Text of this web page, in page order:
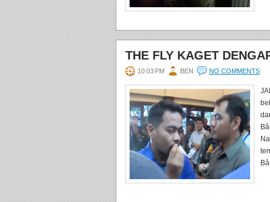
THE FLY KAGET
10:03 PM BEN NO COMMENTS